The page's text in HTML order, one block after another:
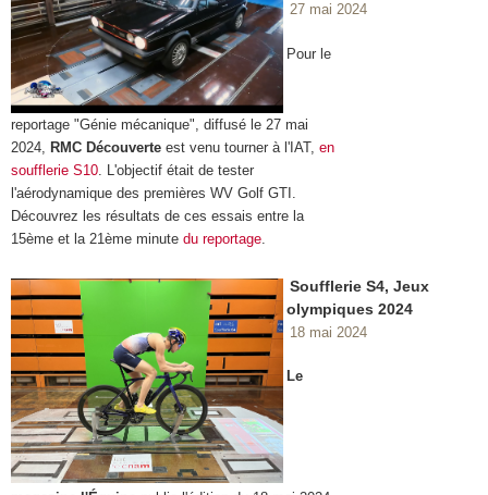
27 mai 2024
Pour le
reportage "Génie mécanique", diffusé le 27 mai
2024, RMC Découverteest venu tourner à l'IAT, en
soufflerie S10. L'objectif était de tester
l'aérodynamique des premières WV Golf GTI.
Découvrez les résultats de ces essais entre la
15ème et la 21ème minute du reportage.
Soufflerie S4, Jeux
olympiques 2024
18 mai 2024
Le